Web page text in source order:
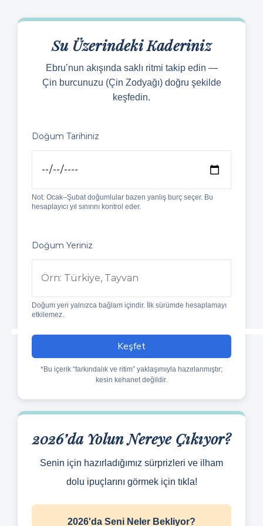
Su Üzerindeki Kaderiniz
Ebru’nun akışında saklı ritmi takip edin —
Çin burcunuzu (Çin Zodyağı) doğru şekilde
keşfedin.
Doğum Tarihiniz
Not: Ocak–Şubat doğumlular bazen yanlış burç seçer. Bu
hesaplayıcı yıl sınırını kontrol eder.
Doğum Yeriniz
Doğum yeri yalnızca bağlam içindir. İlk sürümde hesaplamayı
etkilemez.
Keşfet
*Bu içerik “farkındalık ve ritim” yaklaşımıyla hazırlanmıştır;
kesin kehanet değildir.
2026’da Yolun Nereye Çıkıyor?
Senin için hazırladığımız sürprizleri ve ilham
dolu ipuçlarını görmek için tıkla!
2026'da Seni Neler Bekliyor?